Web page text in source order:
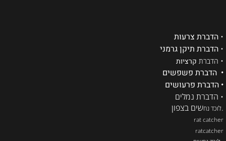
• הדברת צרעות
• הדברת תיקן גרמני
• הדברת קרציות
• הדברת פשפשים
• הדברת פרעושים
• הדברת נמלים
.לוכד נחשים בצפון
rat catcher
ratcatcher